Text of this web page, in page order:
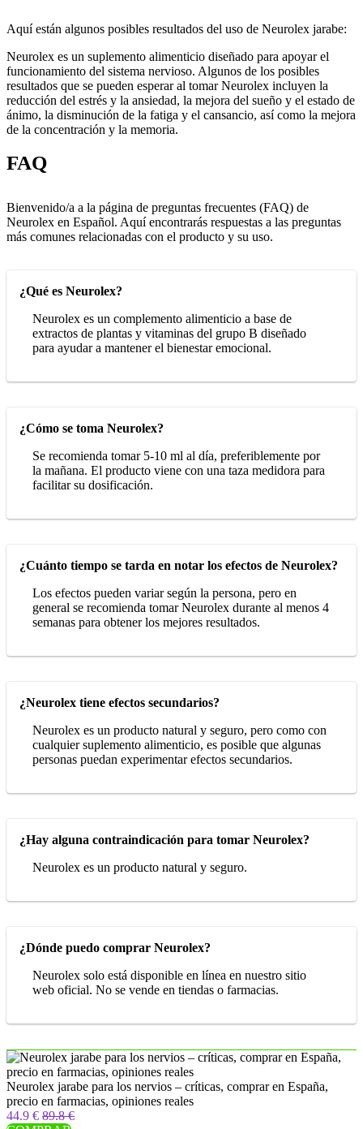
Aquí están algunos posibles resultados del uso de Neurolex jarabe:
Neurolex es un suplemento alimenticio diseñado para apoyar el
funcionamiento del sistema nervioso. Algunos de los posibles
resultados que se pueden esperar al tomar Neurolex incluyen la
reducción del estrés y la ansiedad, la mejora del sueño y el estado de
ánimo, la disminución de la fatiga y el cansancio, así como la mejora
de la concentración y la memoria.
FAQ
Bienvenido/a a la página de preguntas frecuentes (FAQ) de
Neurolex en Español. Aquí encontrarás respuestas a las preguntas
más comunes relacionadas con el producto y su uso.
¿Qué es Neurolex?
Neurolex es un complemento alimenticio a base de
extractos de plantas y vitaminas del grupo B diseñado
para ayudar a mantener el bienestar emocional.
¿Cómo se toma Neurolex?
Se recomienda tomar 5-10 ml al día, preferiblemente por
la mañana. El producto viene con una taza medidora para
facilitar su dosificación.
¿Cuánto tiempo se tarda en notar los efectos de Neurolex?
Los efectos pueden variar según la persona, pero en
general se recomienda tomar Neurolex durante al menos 4
semanas para obtener los mejores resultados.
¿Neurolex tiene efectos secundarios?
Neurolex es un producto natural y seguro, pero como con
cualquier suplemento alimenticio, es posible que algunas
personas puedan experimentar efectos secundarios.
¿Hay alguna contraindicación para tomar Neurolex?
Neurolex es un producto natural y seguro.
¿Dónde puedo comprar Neurolex?
Neurolex solo está disponible en línea en nuestro sitio
web oficial. No se vende en tiendas o farmacias.
Neurolex jarabe para los nervios – críticas, comprar en España,
precio en farmacias, opiniones reales
44.9 € 89.8 €